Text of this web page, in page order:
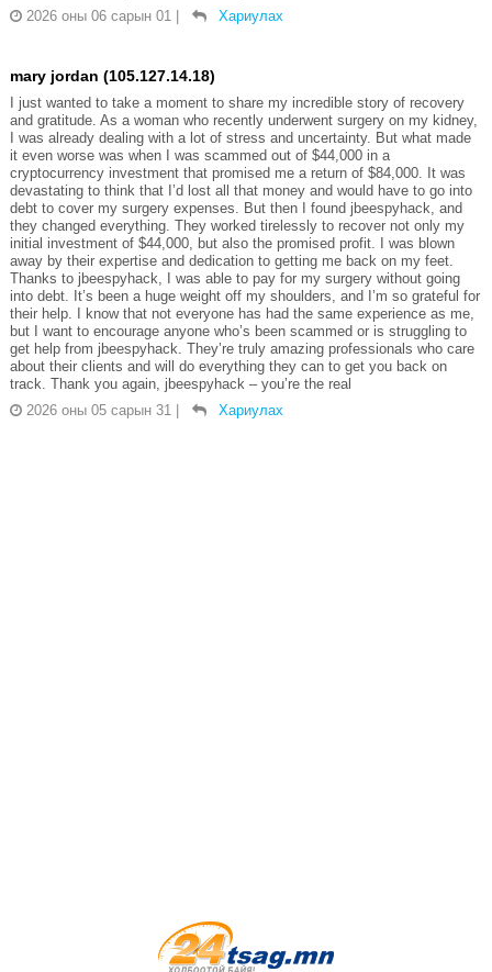
2026 оны 06 сарын 01
Хариулах
mary jordan (105.127.14.18)
I just wanted to take a moment to share my incredible story of recovery
and gratitude. As a woman who recently underwent surgery on my kidney,
I was already dealing with a lot of stress and uncertainty. But what made
it even worse was when I was scammed out of $44,000 in a
cryptocurrency investment that promised me a return of $84,000. It was
devastating to think that I’d lost all that money and would have to go into
debt to cover my surgery expenses. But then I found jbeespyhack, and
they changed everything. They worked tirelessly to recover not only my
initial investment of $44,000, but also the promised profit. I was blown
away by their expertise and dedication to getting me back on my feet.
Thanks to jbeespyhack, I was able to pay for my surgery without going
into debt. It’s been a huge weight off my shoulders, and I’m so grateful for
their help. I know that not everyone has had the same experience as me,
but I want to encourage anyone who’s been scammed or is struggling to
get help from jbeespyhack. They’re truly amazing professionals who care
about their clients and will do everything they can to get you back on
track. Thank you again, jbeespyhack – you’re the real
2026 оны 05 сарын 31
Хариулах